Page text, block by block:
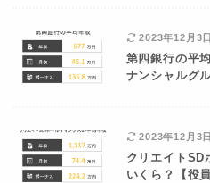
2023年12月3日
第四銀行の平
ナンシャルグ
2023年12月3日
クリエイトSD
いくら？【役